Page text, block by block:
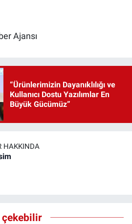
Ajansı
“Ürünlerimizin Dayanıklılığı ve
Kullanıcı Dostu Yazılımlar En
Büyük Gücümüz”
HAKKINDA